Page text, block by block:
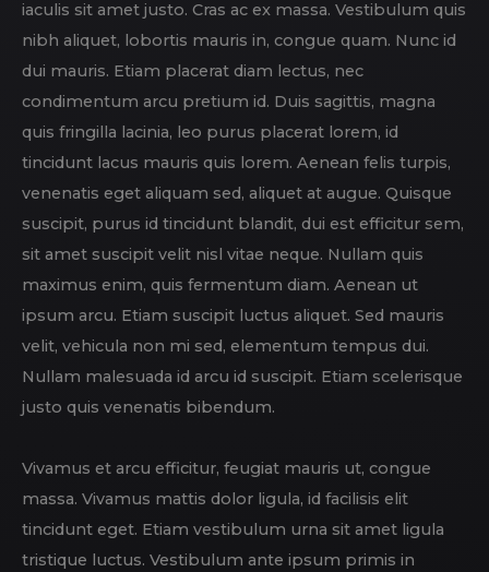
iaculis sit amet justo. Cras ac ex massa. Vestibulum quis
nibh aliquet, lobortis mauris in, congue quam. Nunc id
dui mauris. Etiam placerat diam lectus, nec
condimentum arcu pretium id. Duis sagittis, magna
quis fringilla lacinia, leo purus placerat lorem, id
tincidunt lacus mauris quis lorem. Aenean felis turpis,
venenatis eget aliquam sed, aliquet at augue. Quisque
suscipit, purus id tincidunt blandit, dui est efficitur sem,
sit amet suscipit velit nisl vitae neque. Nullam quis
maximus enim, quis fermentum diam. Aenean ut
ipsum arcu. Etiam suscipit luctus aliquet. Sed mauris
velit, vehicula non mi sed, elementum tempus dui.
Nullam malesuada id arcu id suscipit. Etiam scelerisque
justo quis venenatis bibendum.
Vivamus et arcu efficitur, feugiat mauris ut, congue
massa. Vivamus mattis dolor ligula, id facilisis elit
tincidunt eget. Etiam vestibulum urna sit amet ligula
tristique luctus. Vestibulum ante ipsum primis in